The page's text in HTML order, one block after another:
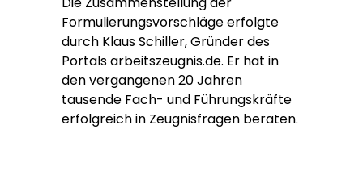
Formulierungsvorschläge erfolgte
durch Klaus Schiller, Gründer des
Portals arbeitszeugnis.de. Er hat in
den vergangenen 20 Jahren
tausende Fach- und Führungskräfte
erfolgreich in Zeugnisfragen beraten.